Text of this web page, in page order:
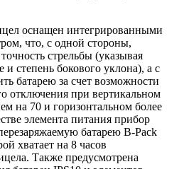
оснащен интегрированными
что, с одной стороны,
стрельбы (указывая
и степень бокового уклона), а с
батарею за счет возможности
отключения при вертикальном
на 70 и горизонтальном более
элемента питания прибор
батарею B-Pack
хватает на 8 часов
Также предусмотрена